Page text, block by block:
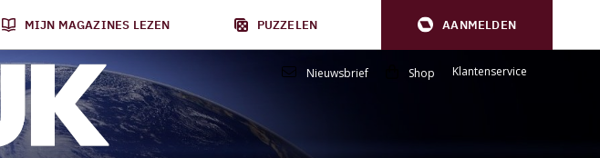
MIJN MAGAZINES LEZEN PUZZELEN AANMELDEN
Nieuwsbrief Shop Klantenservice